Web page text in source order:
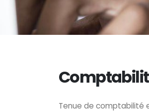
Tenue de comptabilité